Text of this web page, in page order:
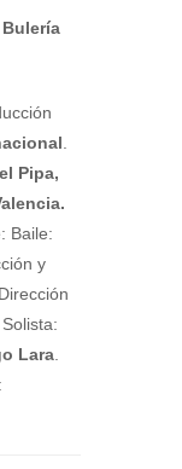
.
Pipa,
Baile:
y
Lara.